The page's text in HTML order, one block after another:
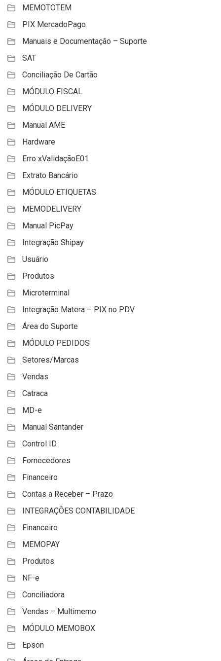
MEMOTOTEM
PIX MercadoPago
Manuais e Documentação – Suporte
SAT
Conciliação De Cartão
MÓDULO FISCAL
MÓDULO DELIVERY
Manual AME
Hardware
Erro xValidaçãoE01
Extrato Bancário
MÓDULO ETIQUETAS
MEMODELIVERY
Manual PicPay
Integração Shipay
Usuário
Produtos
Microterminal
Integração Matera – PIX no PDV
Área do Suporte
MÓDULO PEDIDOS
Setores/Marcas
Vendas
Catraca
MD-e
Manual Santander
Control ID
Fornecedores
Financeiro
Contas a Receber – Prazo
INTEGRAÇÔES CONTABILIDADE
Financeiro
MEMOPAY
Produtos
NF-e
Conciliadora
Vendas – Multimemo
MÓDULO MEMOBOX
Epson